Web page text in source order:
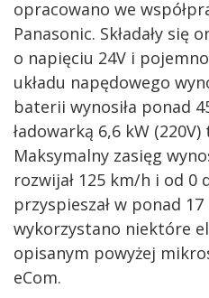
opracowano we
Panasonic. Składały się
o napięciu 24V i
układu napędowego
baterii wynosiła ponad
ładowarką 6,6 kW
Maksymalny zasięg
rozwijał 125 km/h i od 0
przyspieszał w ponad 17
wykorzystano niektóre
opisanym powyżej
eCom.